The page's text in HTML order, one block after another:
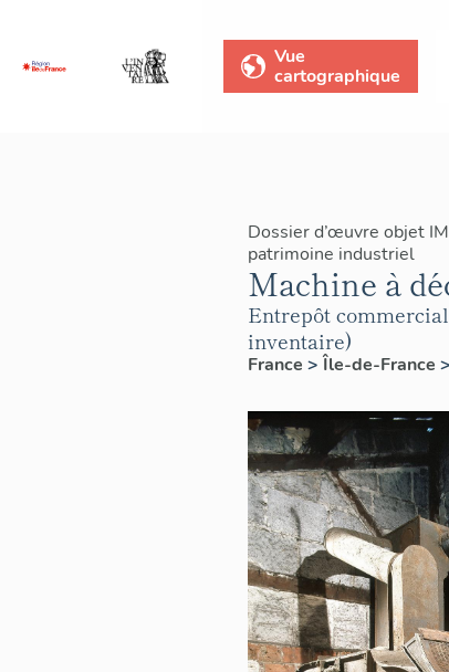
Vue
cartographique
Dossier d’œuvre objet
patrimoine industriel
Machine à
Entrepôt
inventaire)
France > Île-de-France >